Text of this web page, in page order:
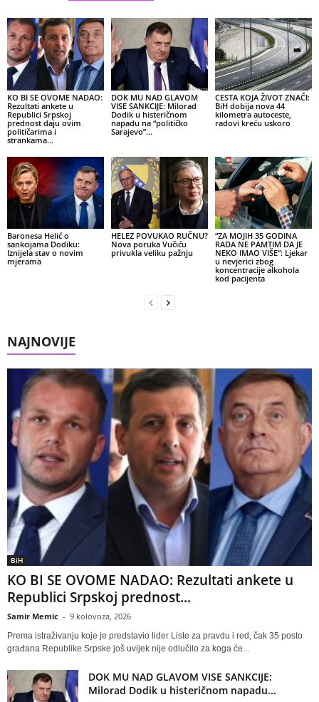
KO BI SE OVOME NADAO:
Rezultati ankete u
Republici Srpskoj
prednost daju ovim
političarima i
strankama…
DOK MU NAD GLAVOM
VISE SANKCIJE: Milorad
Dodik u histeričnom
napadu na “političko
Sarajevo”…
CESTA KOJA ŽIVOT ZNAČI:
BiH dobija nova 44
kilometra autoceste,
radovi kreću uskoro
Baronesa Helić o
sankcijama Dodiku:
Iznijela stav o novim
mjerama
HELEZ POVUKAO RUČNU?
Nova poruka Vučiću
privukla veliku pažnju
“ZA MOJIH 35 GODINA
RADA NE PAMTIM DA JE
NEKO IMAO VIŠE”: Ljekar
u nevjerici zbog
koncentracije alkohola
kod pacijenta
NAJNOVIJE
BiH
KO BI SE OVOME NADAO: Rezultati ankete u
Republici Srpskoj prednost...
Samir Memic - 9 kolovoza, 2026
Prema istraživanju koje je predstavio lider Liste za pravdu i red, čak 35 posto
građana Republike Srpske još uvijek nije odlučilo za koga će...
DOK MU NAD GLAVOM VISE SANKCIJE:
Milorad Dodik u histeričnom napadu...